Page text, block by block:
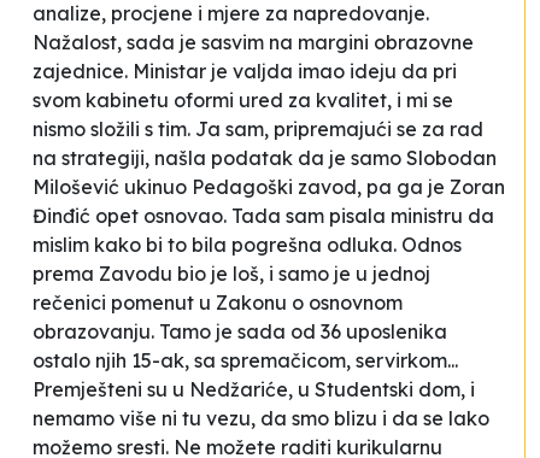
analize, procjene i mjere za napredovanje.
Nažalost, sada je sasvim na margini obrazovne
zajednice. Ministar je valjda imao ideju da pri
svom kabinetu oformi ured za kvalitet, i mi se
nismo složili s tim. Ja sam, pripremajući se za rad
na strategiji, našla podatak da je samo Slobodan
Milošević ukinuo Pedagoški zavod, pa ga je Zoran
Đinđić opet osnovao. Tada sam pisala ministru da
mislim kako bi to bila pogrešna odluka. Odnos
prema Zavodu bio je loš, i samo je u jednoj
rečenici pomenut u Zakonu o osnovnom
obrazovanju. Tamo je sada od 36 uposlenika
ostalo njih 15-ak, sa spremačicom, servirkom...
Premješteni su u Nedžariće, u Studentski dom, i
nemamo više ni tu vezu, da smo blizu i da se lako
možemo sresti. Ne možete raditi kurikularnu